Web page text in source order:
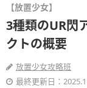
【放置少女】
3種類のUR閃
クトの概要
放置少女攻略班
最終更新日：